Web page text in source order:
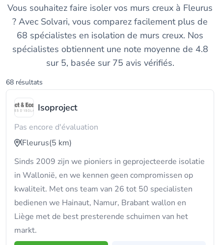
Vous souhaitez faire isoler vos murs creux à Fleurus
? Avec Solvari, vous comparez facilement plus de
68 spécialistes en isolation de murs creux. Nos
spécialistes obtiennent une note moyenne de 4.8
sur 5, basée sur 75 avis vérifiés.
68 résultats
Isoproject
Pas encore d'évaluation
Fleurus(5 km)
Sinds 2009 zijn we pioniers in geprojecteerde isolatie
in Wallonië, en we kennen geen compromissen op
kwaliteit. Met ons team van 26 tot 50 specialisten
bedienen we Hainaut, Namur, Brabant wallon en
Liège met de best presterende schuimen van het
markt.